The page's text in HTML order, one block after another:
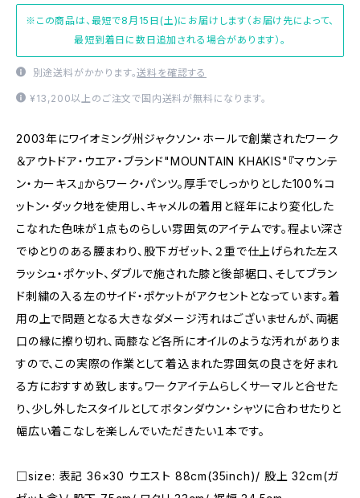
※この商品は、最短で8月15日(土)にお届けします（お届け先によって、
最短到着日に数日追加される場合があります）。
別途送料がかかります。送料を確認する
¥13,200以上のご注文で国内送料が無料になります。
2003年にワイオミング州ジャクソン・ホールで創業されたワーク
＆アウトドア・ウエア・ブランド"MOUNTAIN KHAKIS"『マウンテ
ン・カーキス』からワーク・パンツ。厚手でしっかりとした100%コ
ットン・ダック地を使用し、キャメルの着用と経年により変化した
こなれた色味が１点ものらしい雰囲気のアイテムです。程よい深さ
でゆとりのある腰まわり、股下ガゼット、２重で仕上げられた左ス
ラッシュ・ポケット、ダブルで施された膝と後部裾口、そしてブラン
ド刺繍の入る左のサイド・ポケットがアクセントとなっています。着
用の上で問題となる大きなダメージ汚れはございませんが、両裾
口の縁に擦り切れ、両膝など各所にオイルのような汚れがありま
すので、この実際の作業として着込まれた雰囲気の良さを好まれ
る方におすすめ致します。ワークアイテムらしくサーマルと合せた
り、少し外したスタイルとしてボタンダウン・シャツに合わせたりと
幅広い着こなしを楽しんでいただきたい１本です。
□size: 表記 36×30 ウエスト 88cm(35inch)/ 股上 32cm(ガ